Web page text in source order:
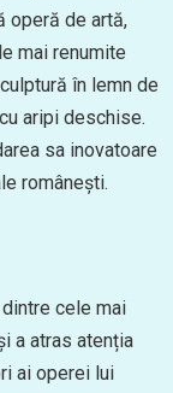
operă de artă,
mai renumite
în lemn de
aripi deschise.
sa inovatoare
românești.
dintre cele mai
a atras atenția
ai operei lui